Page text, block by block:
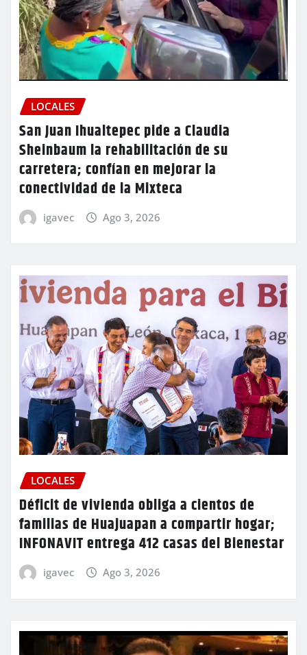
LOCALES
San Juan Ihualtepec pide a Claudia
Sheinbaum la rehabilitación de su
carretera; confían en mejorar la
conectividad de la Mixteca
igavec Ago 3, 2026
LOCALES
Déficit de vivienda obliga a cientos de
familias de Huajuapan a compartir hogar;
INFONAVIT entrega 412 casas del Bienestar
igavec Ago 3, 2026